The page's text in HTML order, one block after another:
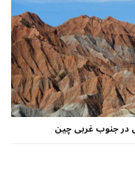
در جنوب غربی چین